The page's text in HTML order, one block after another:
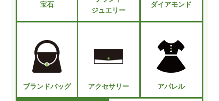
宝石
ジュエリー
ダイアモンド
ブランドバッグ アクセサリー アパレル